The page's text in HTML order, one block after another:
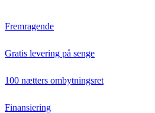
Fremragende
Gratis levering på senge
100 nætters ombytningsret
Finansiering